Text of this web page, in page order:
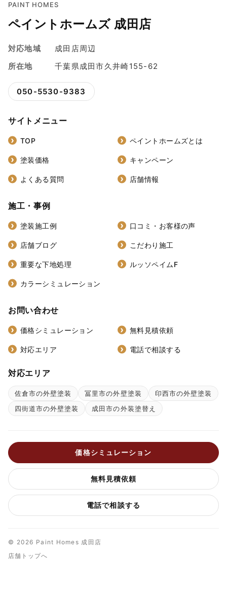
PAINT HOMES
ペイントホームズ 成田店
対応地域
成田店周辺
所在地
千葉県成田市久井崎155-62
050-5530-9383
サイトメニュー
TOP ペイントホームズとは
塗装価格 キャンペーン
よくある質問 店舗情報
施工・事例
塗装施工例 口コミ・お客様の声
店舗ブログ こだわり施工
重要な下地処理 ルッソペイムF
カラーシミュレーション
お問い合わせ
価格シミュレーション 無料見積依頼
対応エリア 電話で相談する
対応エリア
佐倉市の外壁塗装 冨里市の外壁塗装
印西市の外壁塗装
四街道市の外壁塗装
成田市の外装塗替え
価格シミュレーション
無料見積依頼
電話で相談する
© 2026 Paint Homes 成田店
店舗トップへ